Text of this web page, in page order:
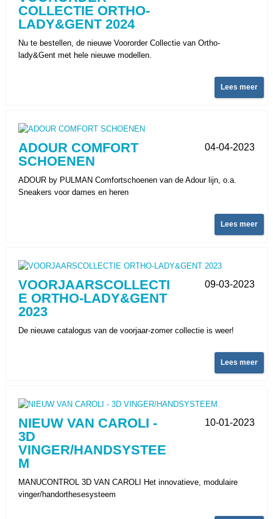
COLLECTIE ORTHO-
LADY&GENT 2024
Nu te bestellen, de nieuwe Voororder Collectie van Ortho-
lady&Gent met hele nieuwe modellen.
Lees meer
ADOUR COMFORT
SCHOENEN
04-04-2023
ADOUR by PULMAN Comfortschoenen van de Adour lijn, o.a.
Sneakers voor dames en heren
Lees meer
VOORJAARSCOLLECTI
E ORTHO-LADY&GENT
2023
09-03-2023
De nieuwe catalogus van de voorjaar-zomer collectie is weer!
Lees meer
NIEUW VAN CAROLI -
3D
VINGER/HANDSYSTEE
M
10-01-2023
MANUCONTROL 3D VAN CAROLI Het innovatieve, modulaire
vinger/handorthesesysteem